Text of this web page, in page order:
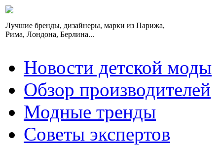
Лучшие бренды, дизайнеры, марки из Парижа,
Рима, Лондона, Берлина...
Новости детской моды
Обзор производителей
Модные тренды
Советы экспертов